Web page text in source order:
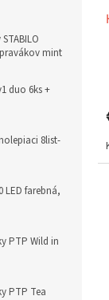
mint
duo 6ks +
8list-
LED farebná,
PTP Wild in
PTP Tea